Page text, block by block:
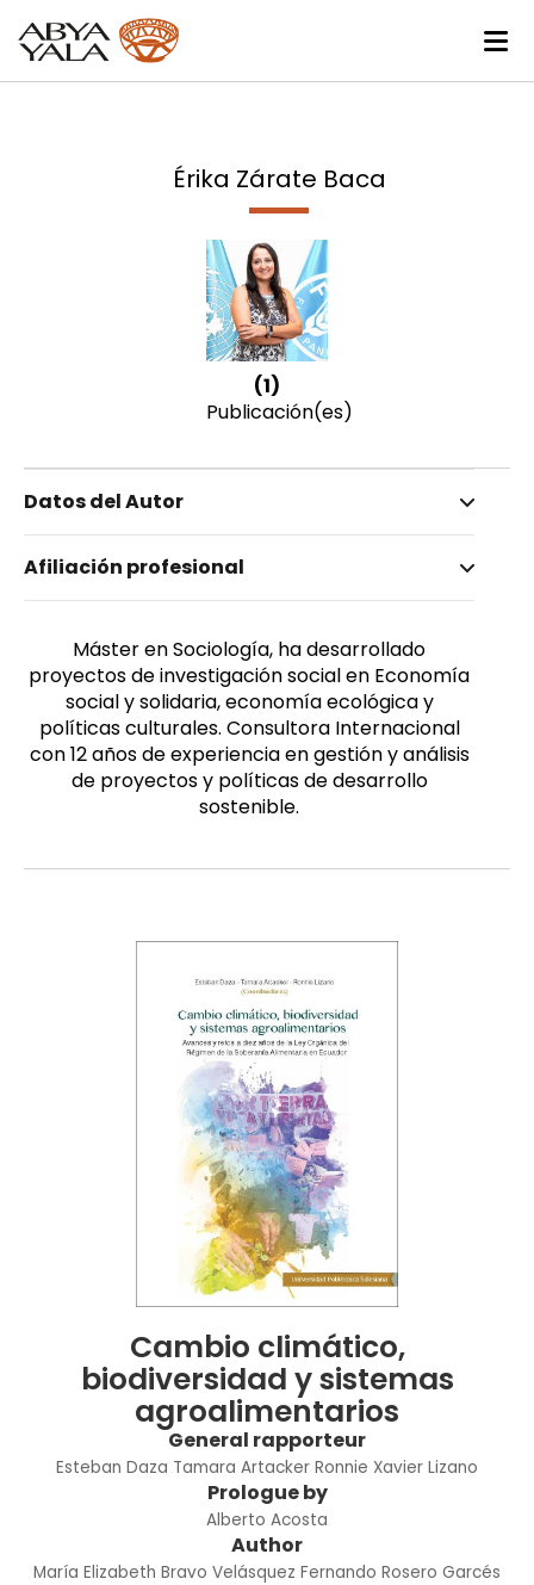
Érika Zárate Baca
(1)
Publicación(es)
Datos del Autor
Zárate Baca, Érika
Femenino
Afiliación profesional
Máster en Sociología, ha desarrollado
proyectos de investigación social en Economía
social y solidaria, economía ecológica y
políticas culturales. Consultora Internacional
con 12 años de experiencia en gestión y análisis
de proyectos y políticas de desarrollo
sostenible.
Cambio climático,
biodiversidad y sistemas
agroalimentarios
General rapporteur
Esteban Daza Tamara Artacker Ronnie Xavier Lizano
Prologue by
Alberto Acosta
Author
María Elizabeth Bravo Velásquez Fernando Rosero Garcés